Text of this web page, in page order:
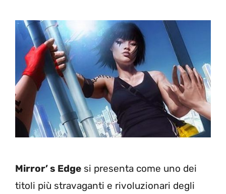
Mirror’ s Edge si presenta come uno dei
titoli più stravaganti e rivoluzionari degli